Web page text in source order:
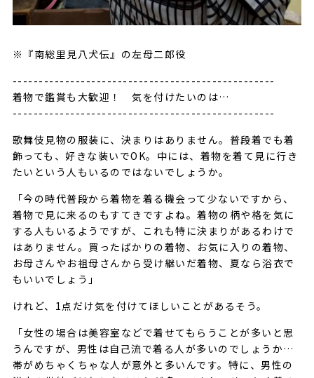
※『南総里見八犬伝』の左母二郎役
--------------------------------------------------
着物で鑑賞も大歓迎！ 気を付けたいのは…
--------------------------------------------------
歌舞伎見物の服装に、決まりはありません。普段着でも着
飾っても、好きな装いでOK。中には、着物を着て見に行き
たいという人もいるのではないでしょうか。
「今の時代普段から着物を着る機会って少ないですから、
着物で見に来るのもすてきですよね。着物の柄や格を気に
する人もいるようですが、これも特に決まりがあるわけで
はありません。買ったばかりの着物、お気に入りの着物、
お母さんやお祖母さんから受け継いだ着物、夏なら浴衣で
もいいでしょう」
けれど、1点だけ気を付けてほしいことがあるそう。
「女性の場合は美容室などで着せてもらうことが多いと思
うんですが、男性は自己流で着る人が多いのでしょうか…
帯がめちゃくちゃな人が意外と多いんです。特に、男性の